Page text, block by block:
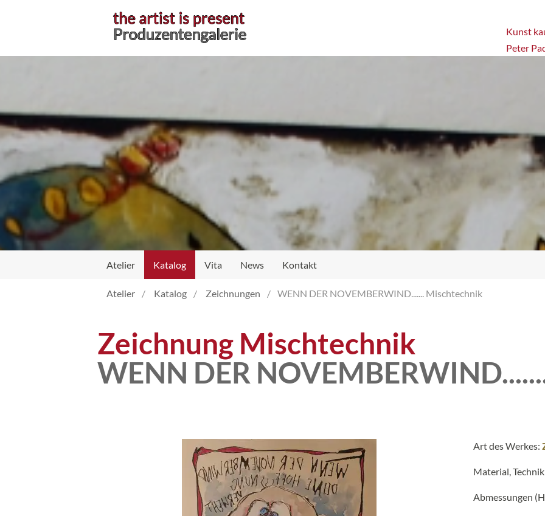
Kunst
Peter
Atelier Katalog Vita News Kontakt
Atelier
Atelier Katalog Zeichnungen WENN DER NOVEMBERWIND....... Mischtechnik
Zeichnung Mischtechnik
WENN DER
Art des Werkes:
Material,
Abmessungen